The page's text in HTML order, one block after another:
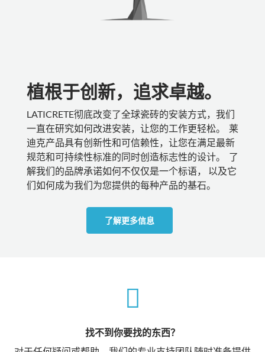
植根于创新，追求卓越。
LATICRETE彻底改变了全球瓷砖的安装方式，我们
一直在研究如何改进安装，让您的工作更轻松。 莱
迪克产品具有创新性和可信赖性，让您在满足最新
规范和可持续性标准的同时创造标志性的设计。 了
解我们的品牌承诺如何不仅仅是一个标语， 以及它
们如何成为我们为您提供的每种产品的基石。
了解更多信息
找不到你要找的东西？